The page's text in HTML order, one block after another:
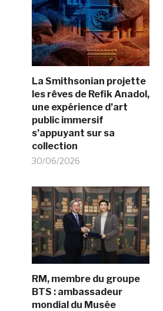
La Smithsonian projette
les rêves de Refik Anadol,
une expérience d’art
public immersif
s’appuyant sur sa
collection
30/06/2026
RM, membre du groupe
BTS : ambassadeur
mondial du Musée